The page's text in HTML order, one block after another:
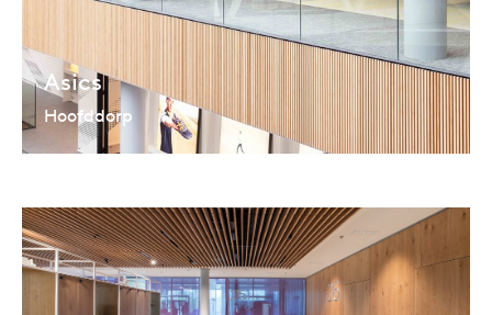
Asics
Hoofddorp